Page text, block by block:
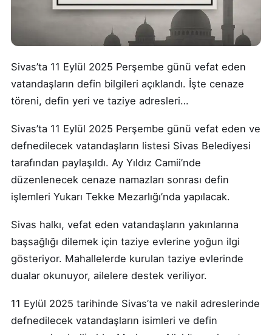
Sivas’ta 11 Eylül 2025 Perşembe günü vefat eden
vatandaşların defin bilgileri açıklandı. İşte cenaze
töreni, defin yeri ve taziye adresleri…
Sivas’ta 11 Eylül 2025 Perşembe günü vefat eden ve
defnedilecek vatandaşların listesi Sivas Belediyesi
tarafından paylaşıldı. Ay Yıldız Camii’nde
düzenlenecek cenaze namazları sonrası defin
işlemleri Yukarı Tekke Mezarlığı’nda yapılacak.
Sivas halkı, vefat eden vatandaşların yakınlarına
başsağlığı dilemek için taziye evlerine yoğun ilgi
gösteriyor. Mahallelerde kurulan taziye evlerinde
dualar okunuyor, ailelere destek veriliyor.
11 Eylül 2025 tarihinde Sivas’ta ve nakil adreslerinde
defnedilecek vatandaşların isimleri ve defin